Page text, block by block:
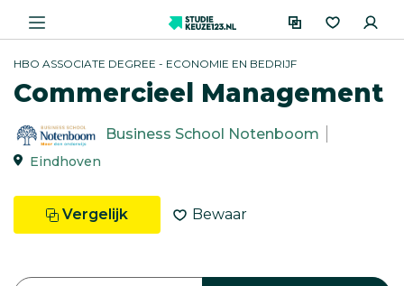
HBO ASSOCIATE DEGREE - ECONOMIE EN BEDRIJF
Commercieel Management
Business School Notenboom
Eindhoven
Vergelijk Bewaar